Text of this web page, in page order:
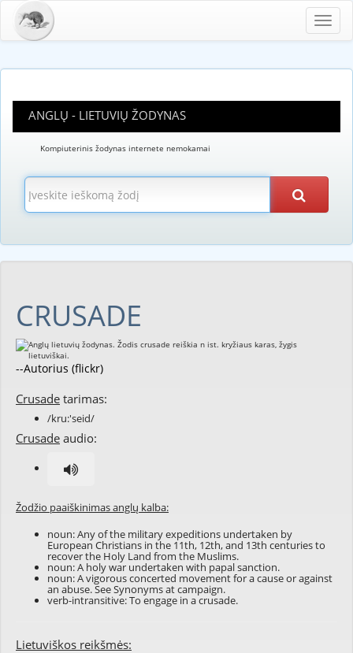
ANGLŲ - LIETUVIŲ ŽODYNAS
Kompiuterinis žodynas internete nemokamai
CRUSADE
--Autorius (flickr)
Crusade tarimas:
/kru:'seid/
Crusade audio:
Žodžio paaiškinimas anglų kalba:
noun: Any of the military expeditions undertaken by
European Christians in the 11th, 12th, and 13th centuries to
recover the Holy Land from the Muslims.
noun: A holy war undertaken with papal sanction.
noun: A vigorous concerted movement for a cause or against
an abuse. See Synonyms atcampaign.
verb-intransitive: To engage in a crusade.
Lietuviškos reikšmės: